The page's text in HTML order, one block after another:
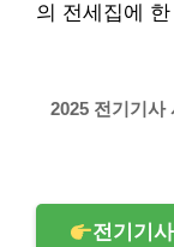
의 전세집에
2025 전기기사
전기기